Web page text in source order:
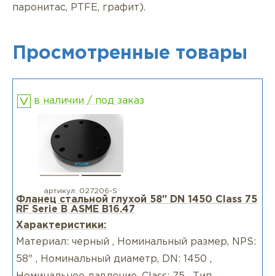
паронитас, PTFE, графит).
Просмотренные товары
в наличии / под заказ
артикул: 027206-S
Фланец стальной глухой 58" DN 1450 Class 75
RF Serie B ASME B16.47
Характеристики:
Материал: черный , Номинальный размер, NPS:
58" , Номинальный диаметр, DN: 1450 ,